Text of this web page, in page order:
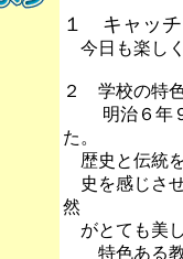
１ キャッチ
今日も楽し
２ 学校の特
明治６年９
た。
歴史と伝統
史を感じさ
然
がとても美し
特色ある教